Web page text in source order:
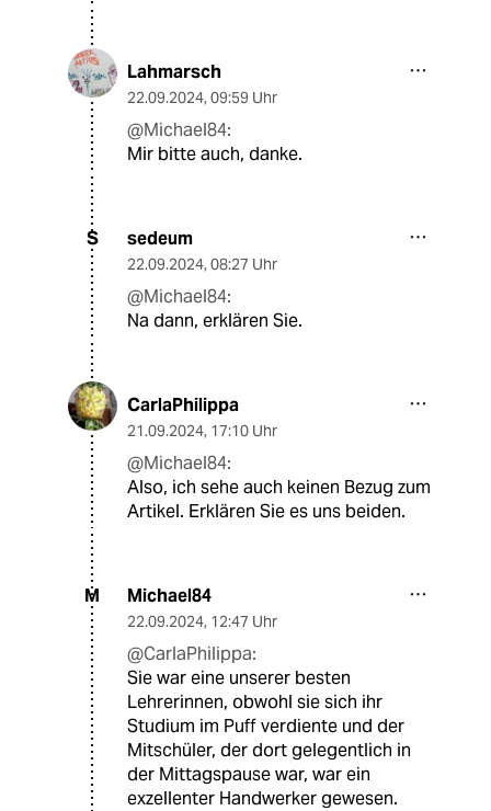
Lahmarsch
22.09.2024, 09:59 Uhr
@Michael84:
Mir bitte auch, danke.
S sedeum
22.09.2024, 08:27 Uhr
@Michael84:
Na dann, erklären Sie.
CarlaPhilippa
21.09.2024, 17:10 Uhr
@Michael84:
Also, ich sehe auch keinen Bezug zum
Artikel. Erklären Sie es uns beiden.
M Michael84
22.09.2024, 12:47 Uhr
@CarlaPhilippa:
Sie war eine unserer besten
Lehrerinnen, obwohl sie sich ihr
Studium im Puff verdiente und der
Mitschüler, der dort gelegentlich in
der Mittagspause war, war ein
exzellenter Handwerker gewesen.